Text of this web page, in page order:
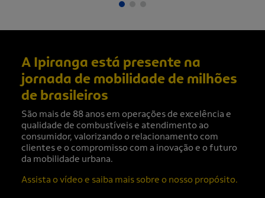
A Ipiranga está presente na
jornada de mobilidade de milhões
de brasileiros
São mais de 88 anos em operações de excelência e
qualidade de combustíveis e atendimento ao
consumidor, valorizando o relacionamento com
clientes e o compromisso com a inovação e o futuro
da mobilidade urbana.
Assista o vídeo e saiba mais sobre o nosso propósito.